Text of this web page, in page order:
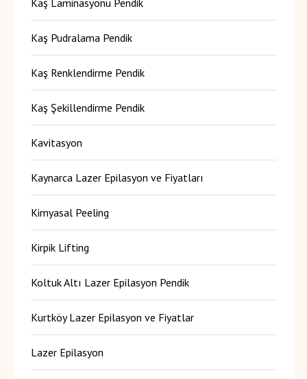
Kaş Pudralama Pendik
Kaş Renklendirme Pendik
Kaş Şekillendirme Pendik
Kavitasyon
Kaynarca Lazer Epilasyon ve Fiyatları
Kimyasal Peeling
Kirpik Lifting
Koltuk Altı Lazer Epilasyon Pendik
Kurtköy Lazer Epilasyon ve Fiyatlar
Lazer Epilasyon